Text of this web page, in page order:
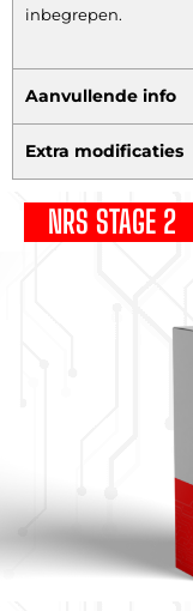
inbegrepen.
Aanvullende info
Extra modificaties
NRS STAGE 2